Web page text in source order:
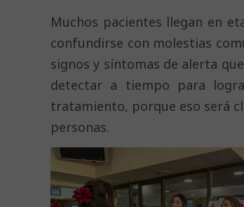
Muchos pacientes llegan en
confundirse con molestias
signos y síntomas de alerta
detectar a tiempo para
tratamiento, porque eso será
personas.